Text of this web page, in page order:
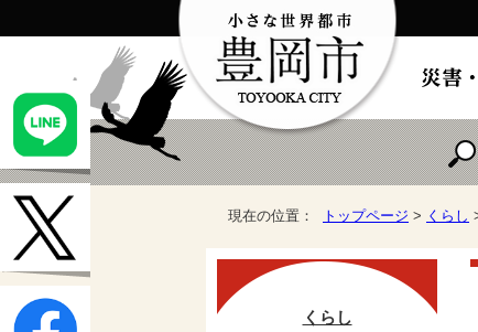
現在の位置： トップページ > くらし
くらし